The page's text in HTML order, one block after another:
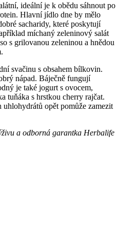
ideální je k obědu sáhnout po
Hlavní jídlo dne by mělo
sacharidy, které poskytují
míchaný zeleninový salát
s grilovanou zeleninou a hnědou
svačinu s obsahem bílkovin.
nápad. Báječně fungují
je také jogurt s ovocem,
tuňáka s hrstkou cherry rajčat.
opět pomůže zamezit
a odborná garantka Herbalife